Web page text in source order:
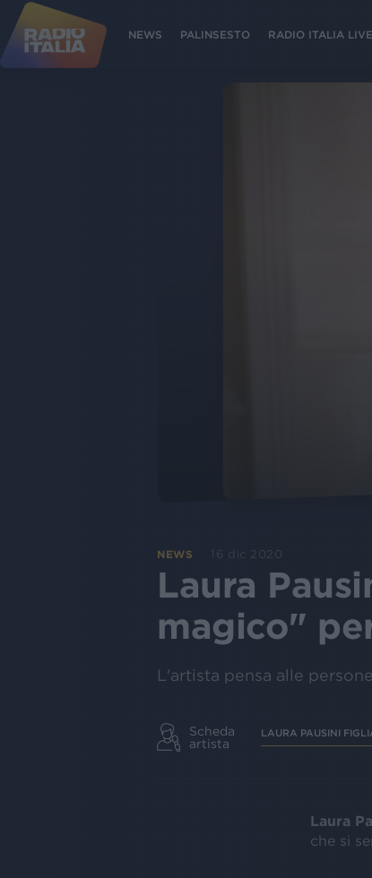
NEWS PALINSESTO RADIO ITALIA
NEWS 16 dic 2020
Laura
magico"
L'artista pensa alle
Scheda
artista
LAURA PAUSINI
Laura
che si